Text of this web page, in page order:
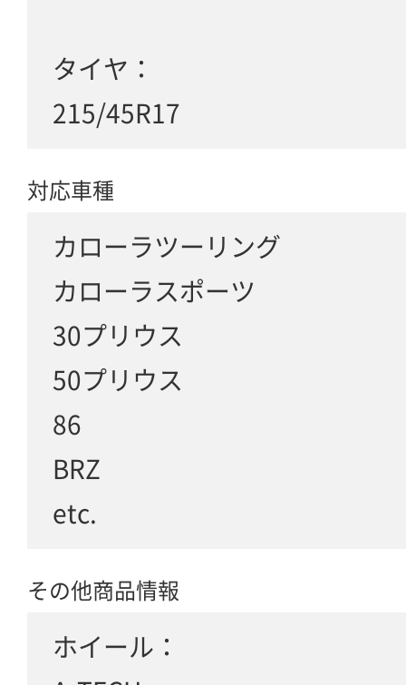
タイヤ：
215/45R17
対応車種
カローラツーリング
カローラスポーツ
30プリウス
50プリウス
86
BRZ
etc.
その他商品情報
ホイール：